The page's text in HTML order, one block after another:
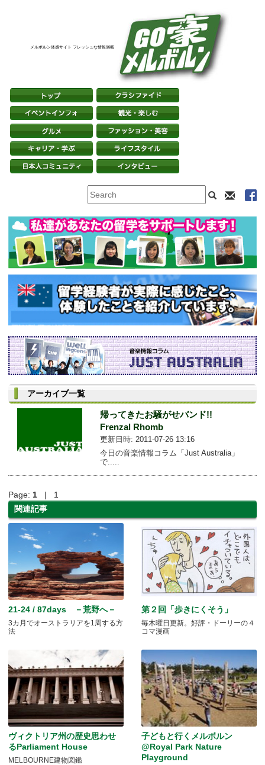
メルボルン体感サイト フレッシュな情報満載
アーカイブ一覧
帰ってきたお騒がせバンド!!
Frenzal Rhomb
更新日時: 2011-07-26 13:16
今日の音楽情報コラム「Just Australia」
で.....
Page: 1 | 1
関連記事
21-24 / 87days －荒野へ－
3カ月でオーストラリアを1周する方
法
第２回「歩きにくそう」
毎木曜日更新。好評・ドーリーの４
コマ漫画
ヴィクトリア州の歴史思わせ
るParliament House
MELBOURNE建物図鑑
子どもと行くメルボルン
@Royal Park Nature
Playground